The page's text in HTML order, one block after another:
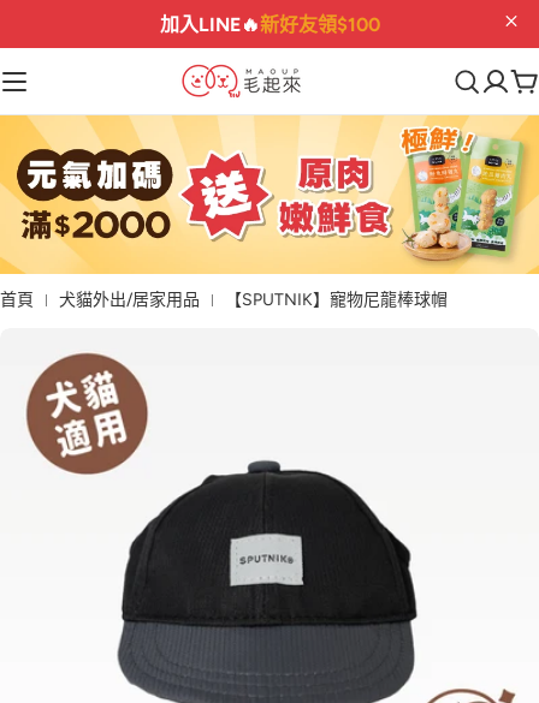
折$222最後機會 02 : 02 :
購
物
車
首頁 犬貓外出/居家用品 【SPUTNIK】寵物尼龍棒球帽